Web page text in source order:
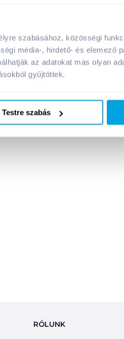
szabásához, közösségi
média-, hirdető- és elemező
az adatokat más olyan
gyűjtöttek.
Testre szabás
RÓLUNK